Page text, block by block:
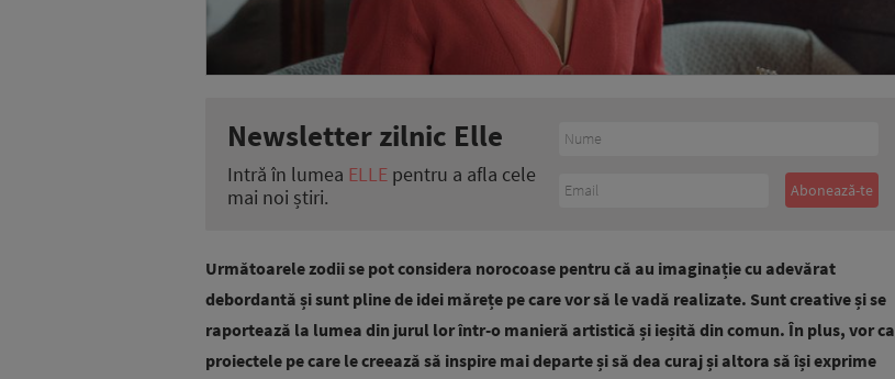
Newsletter zilnic Elle
Intră în lumea ELLE pentru a afla cele
mai noi știri.
Următoarele zodii se pot considera norocoase pentru că au imaginație cu adevărat
debordantă și sunt pline de idei mărețe pe care vor să le vadă realizate. Sunt creative și se
raportează la lumea din jurul lor într-o manieră artistică și ieșită din comun. În plus, vor ca
proiectele pe care le creează să inspire mai departe și să dea curaj și altora să își exprime